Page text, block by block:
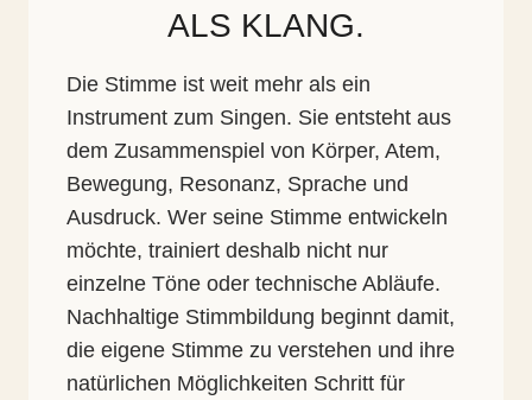
ALS KLANG.
Die Stimme ist weit mehr als ein
Instrument zum Singen. Sie entsteht aus
dem Zusammenspiel von Körper, Atem,
Bewegung, Resonanz, Sprache und
Ausdruck. Wer seine Stimme entwickeln
möchte, trainiert deshalb nicht nur
einzelne Töne oder technische Abläufe.
Nachhaltige Stimmbildung beginnt damit,
die eigene Stimme zu verstehen und ihre
natürlichen Möglichkeiten Schritt für